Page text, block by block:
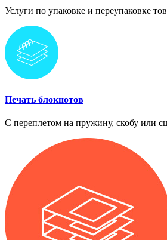
Услуги по упаковке и переупаковке
Печать блокнотов
С переплетом на пружину, скобу или